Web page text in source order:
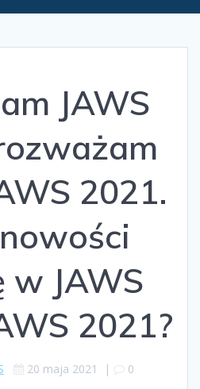
JAWS
2021.
w JAWS
2021?
20 maja 2021 | 0